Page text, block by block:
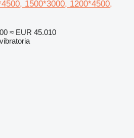
1500*3000, 1200*4500,
≈ EUR 45.010